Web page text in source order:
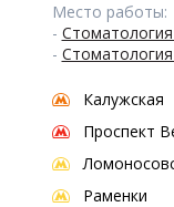
Место работы:
-
-
Калужская
Проспект
Раменки